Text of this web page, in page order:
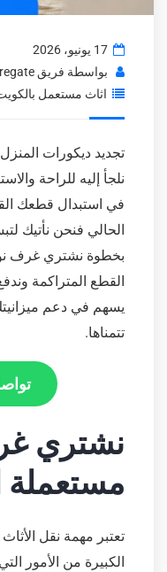
17 يونيو، 2026
بواسطة فريق Usedfurnituregate
اثاث مستعمل
تجديد ديكورات
نلجأ إليه للراحة
في استبدال قطعك
الحالي فنحن نأتيك
بخطوة نشتري غرف
القطع المتراكمة
يسهم في دعم
تتمناها.
نشتري
مستعملة
تعتبر مهمة نقل
الكبيرة من الأمور